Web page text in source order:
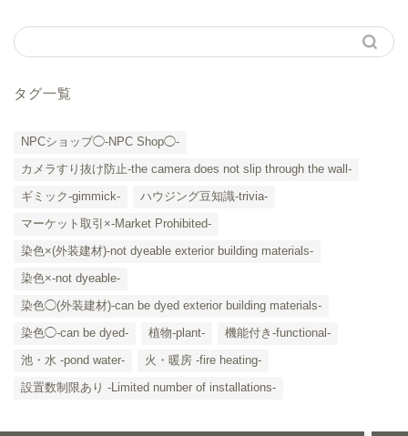
タグ一覧
NPCショップ◯-NPC Shop◯-
カメラすり抜け防止-the camera does not slip through the wall-
ギミック-gimmick-
ハウジング豆知識-trivia-
マーケット取引×-Market Prohibited-
染色×(外装建材)-not dyeable exterior building materials-
染色×-not dyeable-
染色◯(外装建材)-can be dyed exterior building materials-
染色◯-can be dyed-
植物-plant-
機能付き-functional-
池・水 -pond water-
火・暖房 -fire heating-
設置数制限あり -Limited number of installations-
Category List-
HOUSING COLLECTIONと
ご要望はコチラから